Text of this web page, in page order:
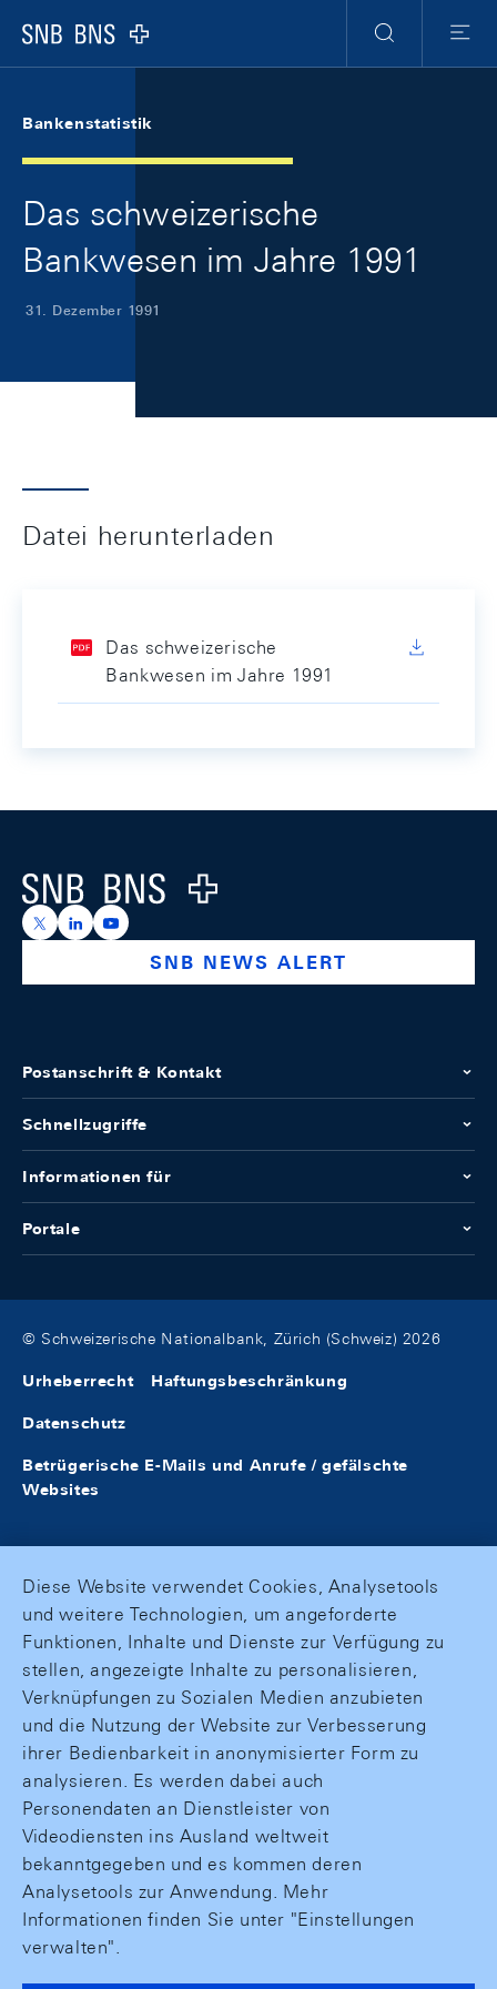
Logo
Suche
Menu
Bankenstatistik
Das schweizerische
Bankwesen im Jahre 1991
31. Dezember 1991
Datei herunterladen
Das schweizerische
Bankwesen im Jahre 1991
Logo
https://x.com/snb_bns
https://ch.linkedin.com/company/swiss-national-
https://www.youtube.com/@swissnationalbank
SNB NEWS ALERT
Postanschrift & Kontakt
Schnellzugriffe
Informationen für
Portale
© Schweizerische Nationalbank, Zürich (Schweiz) 2026
Urheberrecht Haftungsbeschränkung
Datenschutz
Betrügerische E-Mails und Anrufe / gefälschte
Websites
Diese Website verwendet Cookies, Analysetools
und weitere Technologien, um angeforderte
Funktionen, Inhalte und Dienste zur Verfügung zu
stellen, angezeigte Inhalte zu personalisieren,
Verknüpfungen zu Sozialen Medien anzubieten
und die Nutzung der Website zur Verbesserung
ihrer Bedienbarkeit in anonymisierter Form zu
analysieren. Es werden dabei auch
Personendaten an Dienstleister von
Videodiensten ins Ausland weltweit
bekanntgegeben und es kommen deren
Analysetools zur Anwendung. Mehr
Informationen finden Sie unter "Einstellungen
verwalten".